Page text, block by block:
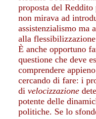
proposta del
non mirava ad
assistenzialismo ma
alla
È anche opportuno
questione che deve
comprendere
cercando di fare: i
divelocizzazione
potente delle
politiche. Se lo